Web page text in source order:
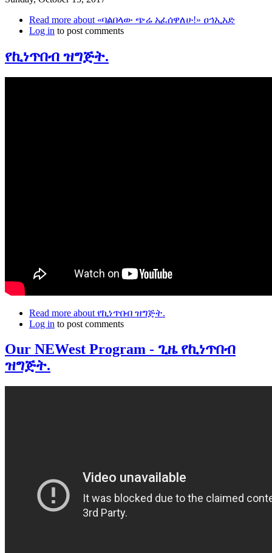
Read more about «ባልበላው ጭሬ አፈሰዋለሁ!» ዐኅኢአድ
Log in to post comments
የኪነጥበብ ዝግጅት.
Read more about የኪነጥበብ ዝግጅት.
Log in to post comments
Our NEWest Program - ጊዜ የኪነጥበብ
ዝግጅት.